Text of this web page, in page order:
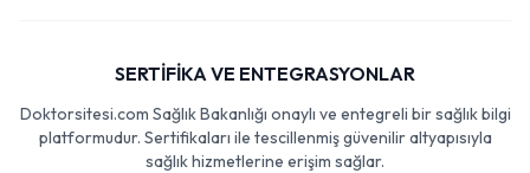
SERTİFİKA VE ENTEGRASYONLAR
Doktorsitesi.com Sağlık Bakanlığı onaylı ve entegreli bir sağlık bilgi
platformudur. Sertifikaları ile tescillenmiş güvenilir altyapısıyla
sağlık hizmetlerine erişim sağlar.